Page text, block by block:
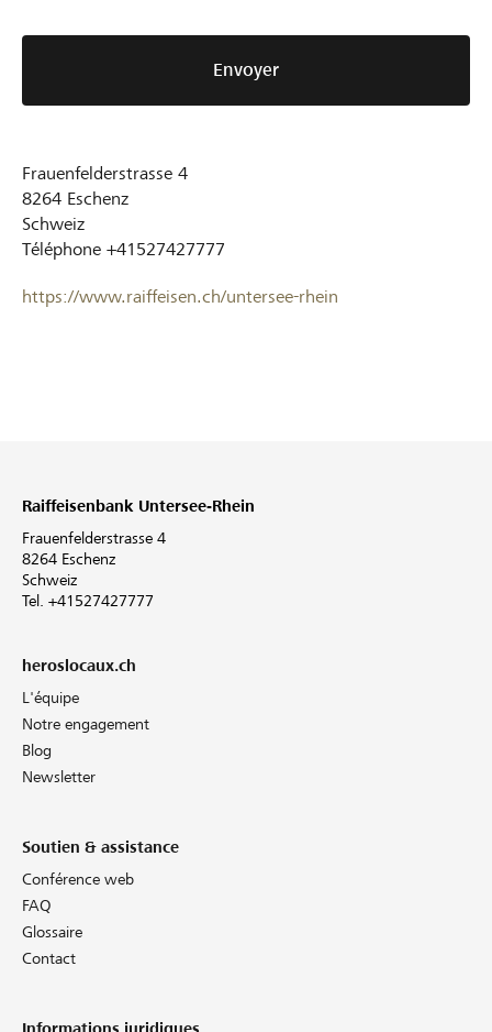
Envoyer
Frauenfelderstrasse 4
8264 Eschenz
Schweiz
Téléphone +41527427777
https://www.raiffeisen.ch/untersee-rhein
Raiffeisenbank Untersee-Rhein
Frauenfelderstrasse 4
8264 Eschenz
Schweiz
Tel. +41527427777
heroslocaux.ch
L'équipe
Notre engagement
Blog
Newsletter
Soutien & assistance
Conférence web
FAQ
Glossaire
Contact
Informations juridiques